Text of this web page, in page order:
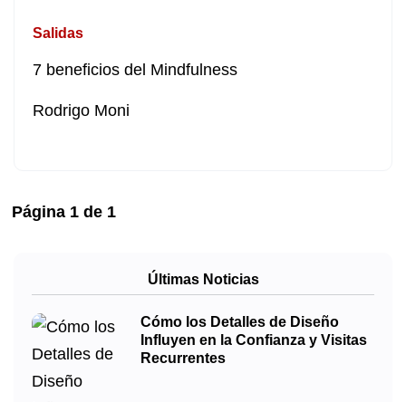
Salidas
7 beneficios del Mindfulness
Rodrigo Moni
Página 1 de 1
Últimas Noticias
Cómo los Detalles de Diseño
Influyen en la Confianza y Visitas
Recurrentes